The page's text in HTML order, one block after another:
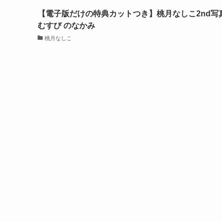
【電子版だけの特典カットつき】桃月なしこ2nd写
むすび のなかみ
桃月なしこ